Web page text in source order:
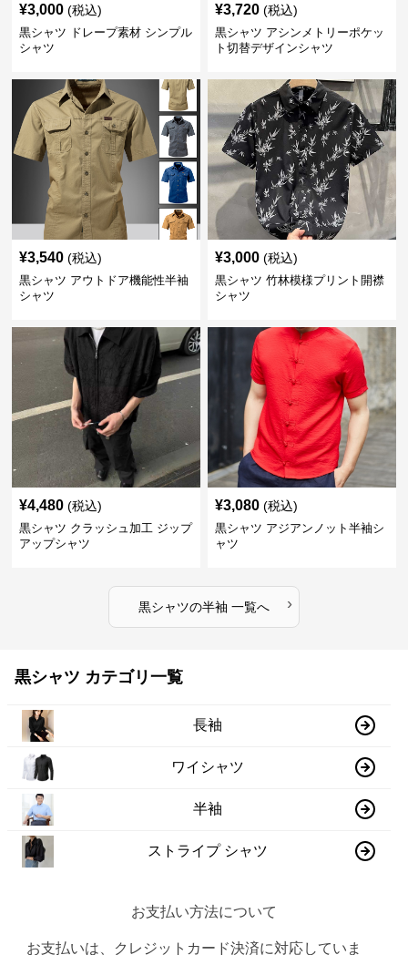
¥3,000 (税込)
黒シャツ ドレープ素材 シンプル
シャツ
¥3,720 (税込)
黒シャツ アシンメトリーポケッ
ト切替デザインシャツ
¥3,540 (税込)
黒シャツ アウトドア機能性半袖
シャツ
¥3,000 (税込)
黒シャツ 竹林模様プリント開襟
シャツ
¥4,480 (税込)
黒シャツ クラッシュ加工 ジップ
アップシャツ
¥3,080 (税込)
黒シャツ アジアンノット半袖シ
ャツ
黒シャツの半袖 一覧へ ›
黒シャツ カテゴリ一覧
長袖
ワイシャツ
半袖
ストライプ シャツ
お支払い方法について
お支払いは、クレジットカード決済に対応していま